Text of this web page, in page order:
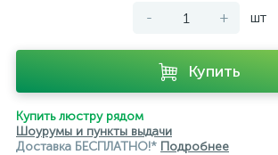
- + шт
Купить
Купить люстру рядом
Шоурумы и пункты выдачи
Доставка БЕСПЛАТНО!* Подробнее